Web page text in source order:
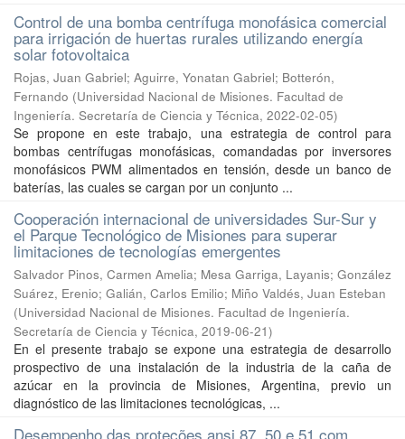
Control de una bomba centrífuga monofásica comercial
para irrigación de huertas rurales utilizando energía
solar fotovoltaica
Rojas, Juan Gabriel; Aguirre, Yonatan Gabriel; Botterón,
Fernando (Universidad Nacional de Misiones. Facultad de
Ingeniería. Secretaría de Ciencia y Técnica, 2022-02-05)
Se propone en este trabajo, una estrategia de control para
bombas centrífugas monofásicas, comandadas por inversores
monofásicos PWM alimentados en tensión, desde un banco de
baterías, las cuales se cargan por un conjunto ...
Cooperación internacional de universidades Sur-Sur y
el Parque Tecnológico de Misiones para superar
limitaciones de tecnologías emergentes
Salvador Pinos, Carmen Amelia; Mesa Garriga, Layanis; González
Suárez, Erenio; Galián, Carlos Emilio; Miño Valdés, Juan Esteban
(Universidad Nacional de Misiones. Facultad de Ingeniería.
Secretaría de Ciencia y Técnica, 2019-06-21)
En el presente trabajo se expone una estrategia de desarrollo
prospectivo de una instalación de la industria de la caña de
azúcar en la provincia de Misiones, Argentina, previo un
diagnóstico de las limitaciones tecnológicas, ...
Desempenho das proteções ansi 87, 50 e 51 com